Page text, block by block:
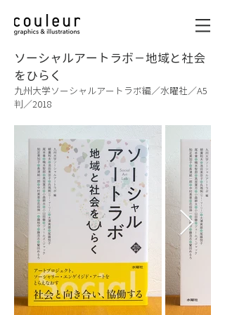
ソーシャルアートラボ－地域と社会
をひらく
九州大学ソーシャルアートラボ編／水曜社／A5
判／2018
graphics &